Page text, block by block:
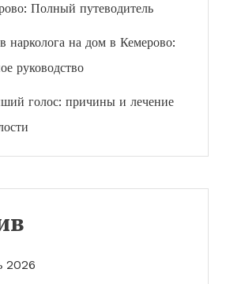
Полный путеводитель
нарколога на дом в Кемерово:
руководство
голос: причины и лечение
2026